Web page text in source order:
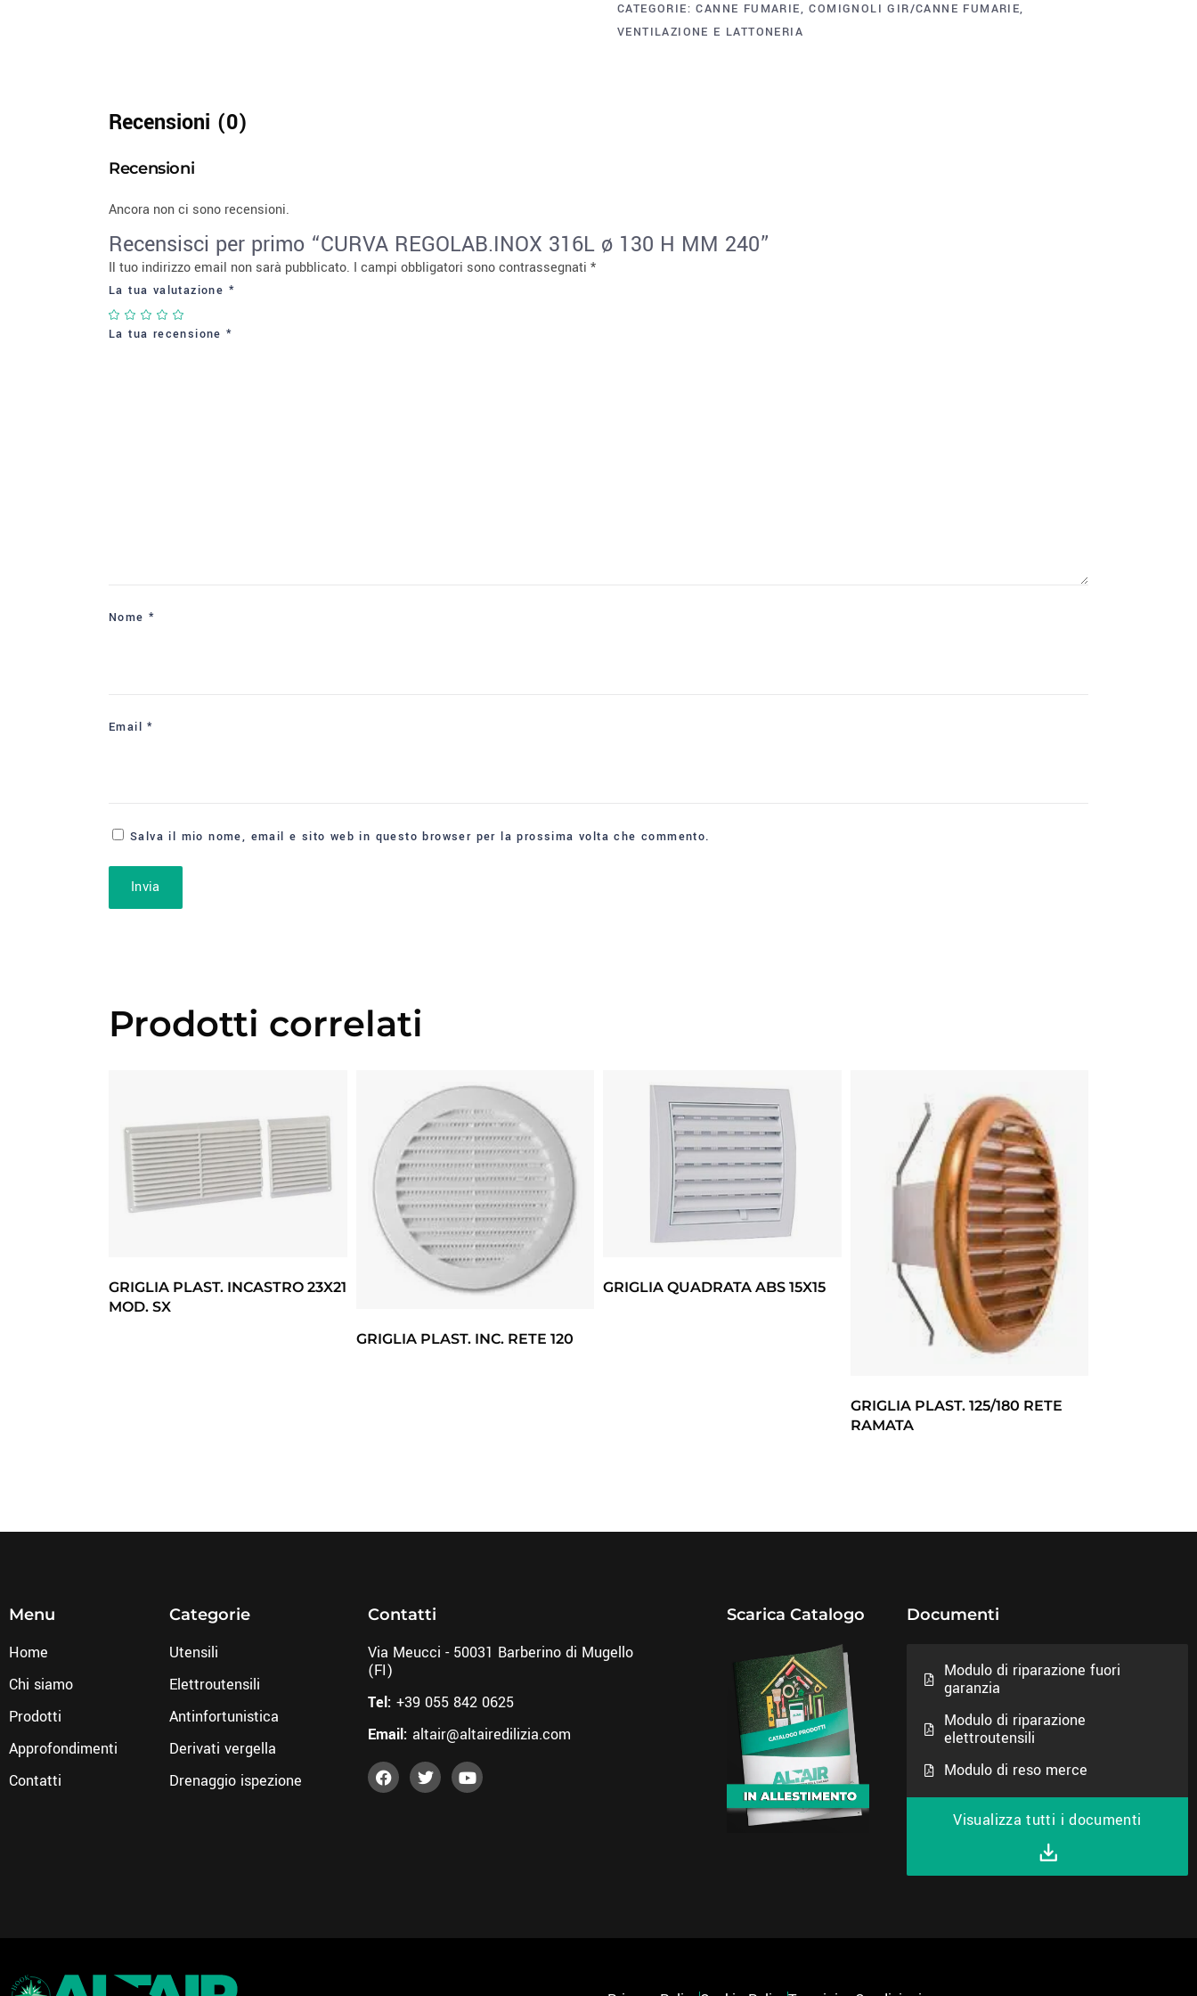
CATEGORIE:CANNE FUMARIE,COMIGNOLI GIR/CANNE FUMARIE,
VENTILAZIONE E LATTONERIA
Recensioni (0)
Recensioni
Ancora non ci sono recensioni.
Recensisci per primo “CURVA REGOLAB.INOX 316L ø 130 H MM 240”
Il tuo indirizzo email non sarà pubblicato. I campi obbligatori sono contrassegnati *
La tua valutazione *
La tua recensione*
Nome *
Email*
Salva il mio nome, email e sito web in questo browser per la prossima volta che commento.
Prodotti correlati
GRIGLIA PLAST. INCASTRO 23X21
MOD. SX
GRIGLIA PLAST. INC. RETE 120
GRIGLIA QUADRATA ABS 15X15
GRIGLIA PLAST. 125/180 RETE
RAMATA
Menu
Home
Chi siamo
Prodotti
Approfondimenti
Contatti
Categorie
Utensili
Elettroutensili
Antinfortunistica
Derivati vergella
Drenaggio ispezione
Contatti
Via Meucci - 50031 Barberino di Mugello
(FI)
Tel: +39 055 842 0625
Email: altair@altairedilizia.com
Scarica Catalogo Documenti
Modulo di riparazione fuori
garanzia
Modulo di riparazione
elettroutensili
Modulo di reso merce
Visualizza tutti i documenti